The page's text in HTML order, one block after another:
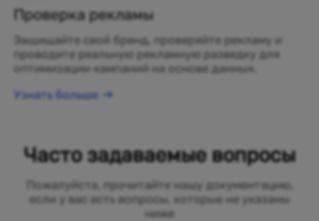
Проверка рекламы
Защищайте свой бренд, проверяйте рекламу и
проводите реальную рекламную разведку для
оптимизации кампаний на основе данных.
Узнать больше
Часто задаваемые вопросы
Пожалуйста, прочитайте нашу документацию,
если у вас есть вопросы, которые не указаны
ниже